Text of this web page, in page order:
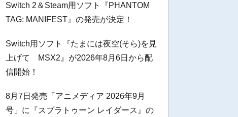
Switch 2＆Steam用ソフト『PHANTOM
TAG: MANIFEST』の発売が決定！
Switch用ソフト『たまには夜空(そら)を見
上げて MSX2』が2026年8月6日から配
信開始！
8月7日発売「アニメディア 2026年9月
号」に『スプラトゥーン レイダース』の